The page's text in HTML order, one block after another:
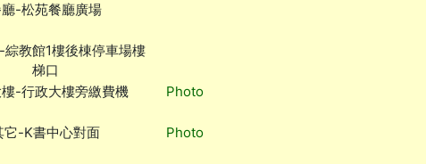
-松苑餐廳廣場
教館1樓後棟停車場樓
梯口
-行政大樓旁繳費機 Photo
它-K書中心對面 Photo